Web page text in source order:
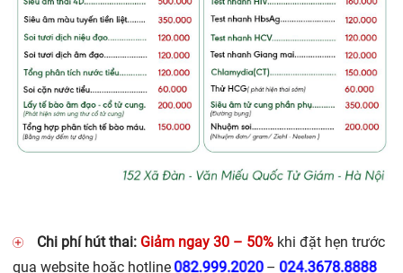
Chi phí hút thai: Giảm ngay 30 – 50% khi đặt hẹn trước
qua website hoặc hotline082.999.2020– 024.3678.8888